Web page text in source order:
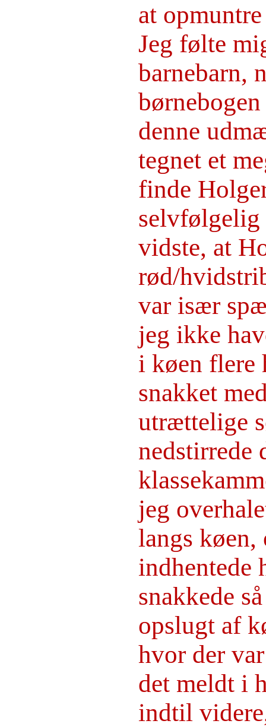
at
Jeg følte
barnebarn,
denne
tegnet et
finde
selvfølgelig
vidste, at
rød/
var især
jeg ikke
i køen flere
snakket
utrættelige
nedstirrede
jeg
langs køen,
indhentede
snakkede
opslugt af
hvor der
det meldt i
indtil